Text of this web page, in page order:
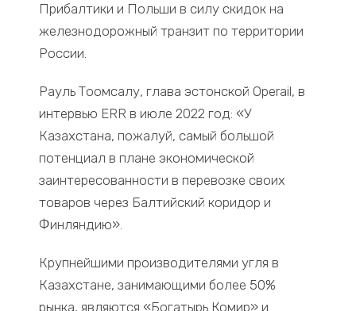
Прибалтики и Польши в силу скидок на
железнодорожный транзит по территории
России.
Рауль Тоомсалу, глава эстонской Operail, в
интервью ERR в июле 2022 год: «У
Казахстана, пожалуй, самый большой
потенциал в плане экономической
заинтересованности в перевозке своих
товаров через Балтийский коридор и
Финляндию».
Крупнейшими производителями угля в
Казахстане, занимающими более 50%
рынка, являются «Богатырь Комир» и